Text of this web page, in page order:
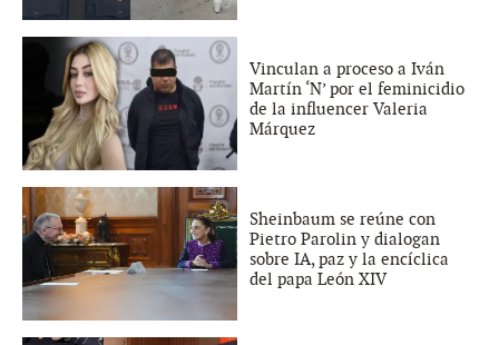
Vinculan a proceso a Iván
Martín ‘N’ por el feminicidio
de la influencer Valeria
Márquez
Sheinbaum se reúne con
Pietro Parolin y dialogan
sobre IA, paz y la encíclica
del papa León XIV